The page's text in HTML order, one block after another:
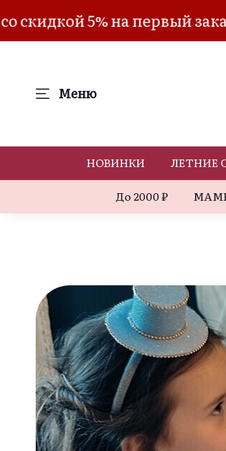
первый заказ по
Меню
НОВИНКИ ЛЕТНИЕ
До 2000 ₽